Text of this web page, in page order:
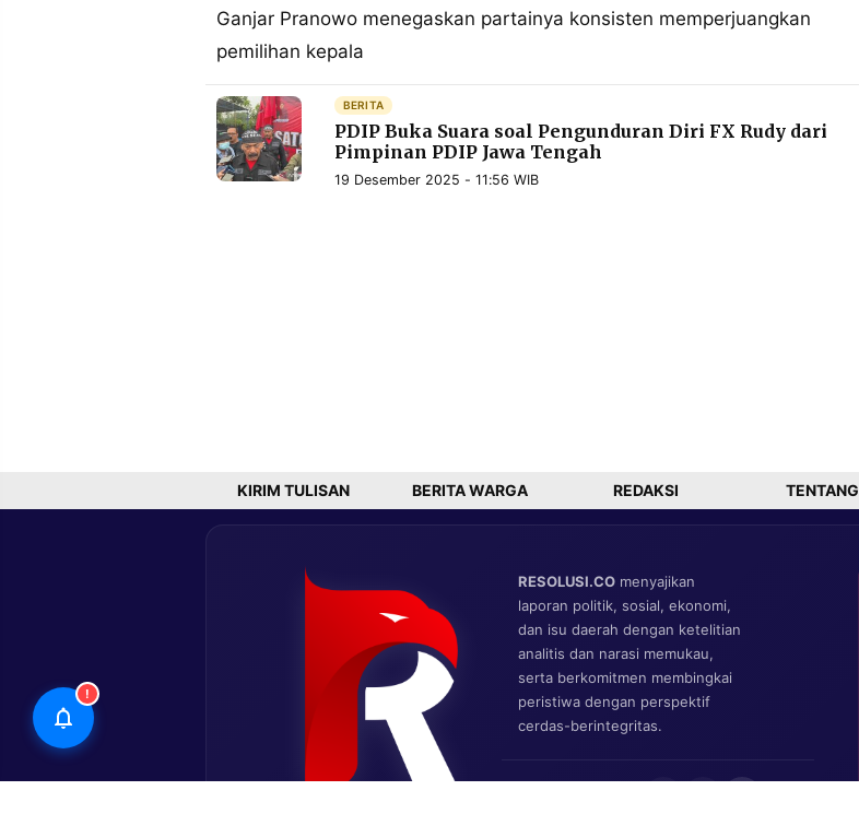
Ganjar Pranowo menegaskan partainya konsisten memperjuangkan
pemilihan kepala
BERITA
PDIP Buka Suara soal Pengunduran Diri FX Rudy dari
Pimpinan PDIP Jawa Tengah
19 Desember 2025 - 11:56 WIB
KIRIM TULISAN BERITA WARGA REDAKSI TENTANG
RESOLUSI.CO menyajikan
laporan politik, sosial, ekonomi,
dan isu daerah dengan ketelitian
analitis dan narasi memukau,
serta berkomitmen membingkai
peristiwa dengan perspektif
cerdas-berintegritas.
!